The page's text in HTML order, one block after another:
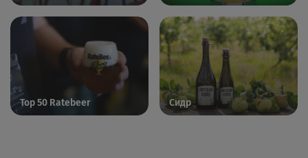
Top 50 Ratebeer Сидр